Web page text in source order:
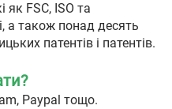
як FSC, ISO та
а також понад десять
Paypal тощо.